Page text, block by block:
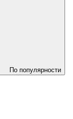
По популярности